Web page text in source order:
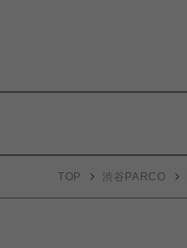
TOP 渋谷PARCO